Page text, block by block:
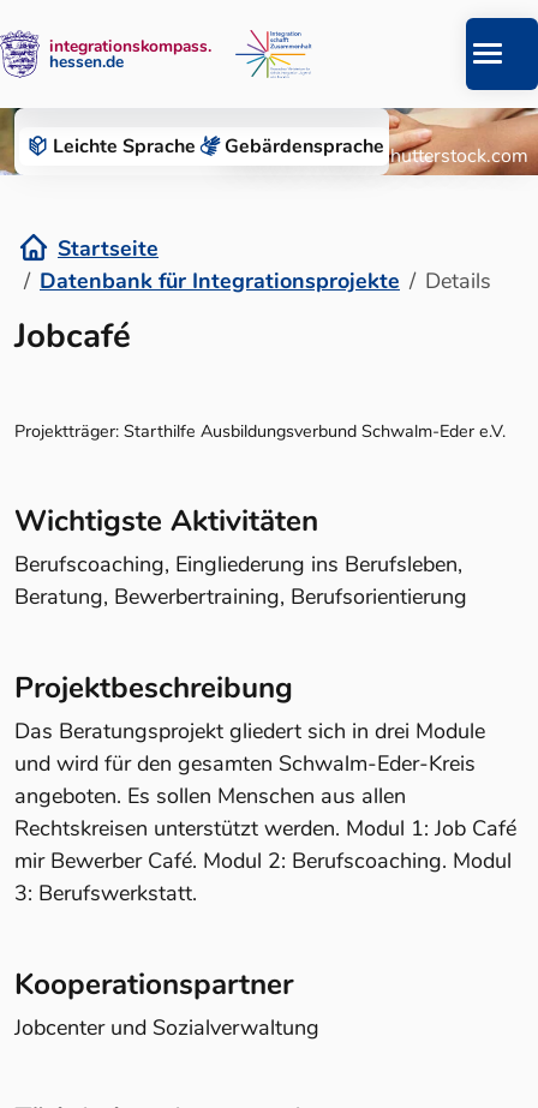
Leichte Sprache Gebärden­sprache
Zum Inhalt springen
integrationskompass.
hessen.de
Datenbank für Integrationsprojekte
© Roman Chazov/Shutterstock.com
Startseite
Datenbank für Integrationsprojekte
Details
Details
Jobcafé
Projektträger: Starthilfe Ausbildungsverbund Schwalm-Eder e.V.
Wichtigste Aktivitäten
Berufscoaching, Eingliederung ins Berufsleben,
Beratung, Bewerbertraining, Berufsorientierung
Projektbeschreibung
Das Beratungsprojekt gliedert sich in drei Module
und wird für den gesamten Schwalm-Eder-Kreis
angeboten. Es sollen Menschen aus allen
Rechtskreisen unterstützt werden. Modul 1: Job Café
mir Bewerber Café. Modul 2: Berufscoaching. Modul
3: Berufswerkstatt.
Kooperationspartner
Jobcenter und Sozialverwaltung